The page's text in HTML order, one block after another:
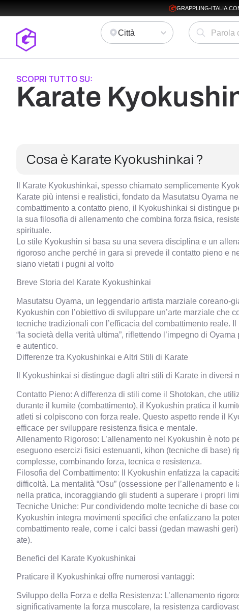
GRAPPLING-
Città
SCOPRI TUTTO SU:
Karate
Cosa è Karate Kyokushinkai ?
Il Karate Kyokushinkai, spesso chiamato semplicemente
Karate più intensi e realistici, fondato da Masutatsu Oyama
combattimento a contatto pieno, il Kyokushinkai si distingue
la sua filosofia di allenamento che combina forza fisica,
spirituale.
Lo stile Kyokushin si basa su una severa disciplina e un
rigoroso anche perché in gara si prevede il contatto pieno e
siano vietati i pugni al volto
Breve Storia del Karate Kyokushinkai
Masutatsu Oyama, un leggendario artista marziale coreano-
Kyokushin con l’obiettivo di sviluppare un’arte marziale che
tecniche tradizionali con l’efficacia del combattimento reale.
“la società della verità ultima”, riflettendo l’impegno di
e autentico.
Differenze tra Kyokushinkai e Altri Stili di Karate
Il Kyokushinkai si distingue dagli altri stili di Karate in diversi
Contatto Pieno: A differenza di stili come il Shotokan, che
durante il kumite (combattimento), il Kyokushin pratica il
atleti si colpiscono con forza reale. Questo aspetto rende il
efficace per sviluppare resistenza fisica e mentale.
Allenamento Rigoroso: L’allenamento nel Kyokushin è noto
eseguono esercizi fisici estenuanti, kihon (tecniche di base)
complesse, combinando forza, tecnica e resistenza.
Filosofia del Combattimento: Il Kyokushin enfatizza la
difficoltà. La mentalità “Osu” (ossessione per l’allenamento e
nella pratica, incoraggiando gli studenti a superare i propri
Tecniche Uniche: Pur condividendo molte tecniche di base
Kyokushin integra movimenti specifici che enfatizzano la
combattimento reale, come i calci bassi (gedan mawashi
ate).
Benefici del Karate Kyokushinkai
Praticare il Kyokushinkai offre numerosi vantaggi:
Sviluppo della Forza e della Resistenza: L’allenamento
significativamente la forza muscolare, la resistenza